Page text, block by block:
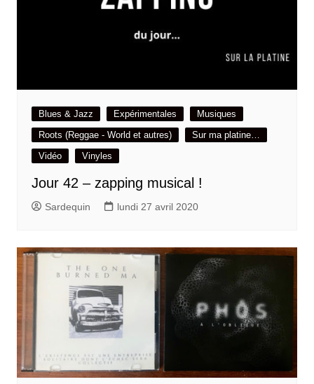
Blues & Jazz Expérimentales
Musiques
Roots (Reggae - World et autres)
Sur ma platine…
Vidéo
Vinyles
Jour 42 – zapping musical !
Sardequin lundi 27 avril 2020